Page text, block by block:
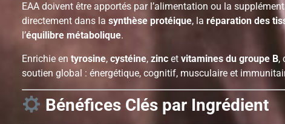
EAA doivent être apportés par l’alimentation ou la
directement dans la synthèse protéique, la réparation des
l’équilibre métabolique.
Enrichie en tyrosine, cystéine, zinc et vitamines du groupe B,
soutien global : énergétique, cognitif, musculaire et
Bénéfices Clés par Ingrédient